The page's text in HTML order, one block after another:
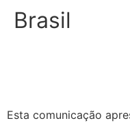
Brasil
Esta comunicação